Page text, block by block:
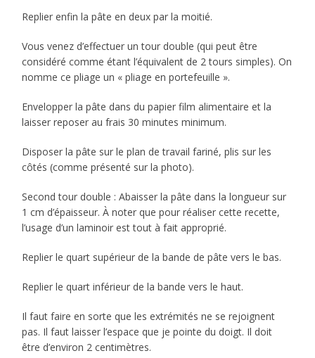
Replier enfin la pâte en deux par la moitié.
Vous venez d’effectuer un tour double (qui peut être
considéré comme étant l’équivalent de 2 tours simples). On
nomme ce pliage un « pliage en portefeuille ».
Envelopper la pâte dans du papier film alimentaire et la
laisser reposer au frais 30 minutes minimum.
Disposer la pâte sur le plan de travail fariné, plis sur les
côtés (comme présenté sur la photo).
Second tour double : Abaisser la pâte dans la longueur sur
1 cm d’épaisseur. À noter que pour réaliser cette recette,
l’usage d’un laminoir est tout à fait approprié.
Replier le quart supérieur de la bande de pâte vers le bas.
Replier le quart inférieur de la bande vers le haut.
Il faut faire en sorte que les extrémités ne se rejoignent
pas. Il faut laisser l’espace que je pointe du doigt. Il doit
être d’environ 2 centimètres.